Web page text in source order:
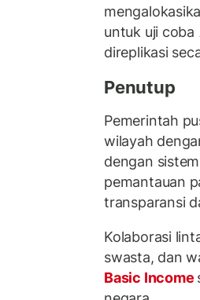
untuk uji coba
direplikasi
Penutup
Pemerintah
wilayah
dengan
pemantauan
transparansi
Kolaborasi
swasta, dan
Basic Income